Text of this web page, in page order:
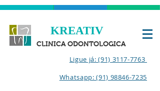
KREATIV
CLINICA ODONTOLOGICA
Ligue já: (91) 3117-7763
Whatsapp: (91) 98846-7235